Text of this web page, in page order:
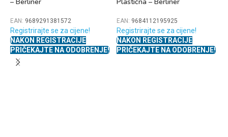
EAN: 9689291381572
Registrirajte se za cijene!
NAKON REGISTRACIJE
PRIČEKAJTE NA ODOBRENJE!
EAN: 9684112195925
Registrirajte se za cijene!
NAKON REGISTRACIJE
PRIČEKAJTE NA ODOBRENJE!